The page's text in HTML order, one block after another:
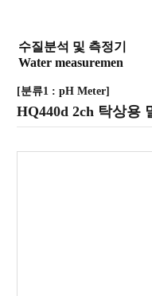
수질분석 및 측정기
Water measuremen
[분류1 : pH Meter]
HQ440d 2ch 탁상용